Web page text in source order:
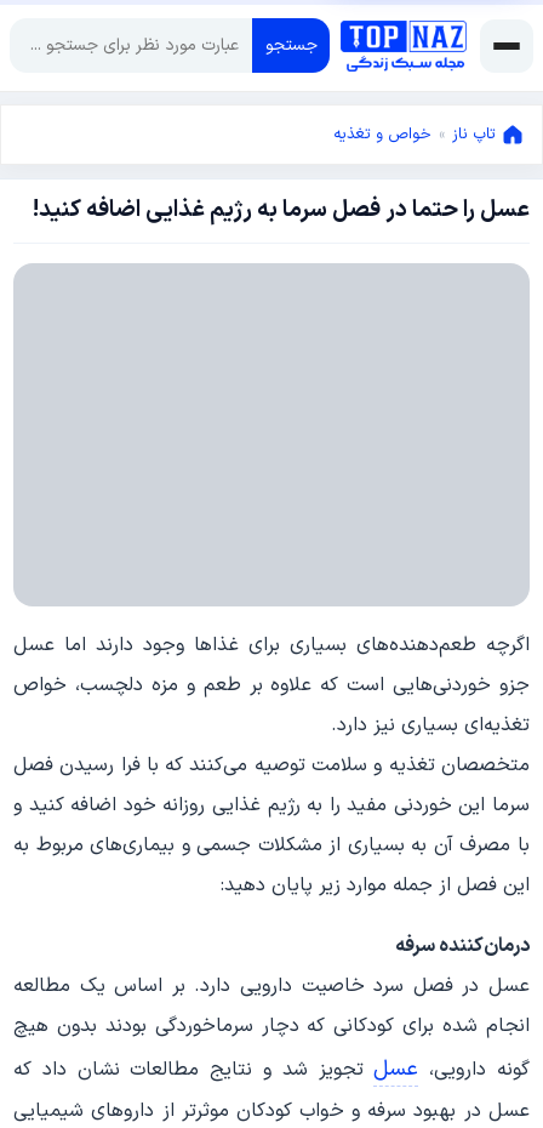
جستجو
تاپ ناز » خواص و تغذیه
عسل را حتما در فصل سرما به رژیم غذایی اضافه کنید!
اکتبر
2014
اگرچه طعم‌دهنده‌های بسیاری برای غذاها وجود دارند اما عسل
جزو خوردنی‌هایی است که علاوه بر طعم و مزه دلچسب، خواص
تغذیه‌ای بسیاری نیز دارد.
متخصصان تغذیه و سلامت توصیه می‌کنند که با فرا رسیدن فصل
سرما این خوردنی مفید را به رژیم غذایی روزانه خود اضافه کنید و
با مصرف آن به بسیاری از مشکلات جسمی و بیماری‌های مربوط به
این فصل از جمله موارد زیر پایان دهید:
درمان‌کننده سرفه
عسل در فصل سرد خاصیت دارویی دارد. بر اساس یک مطالعه
انجام شده برای کودکانی که دچار سرماخوردگی بودند بدون هیچ
گونه دارویی، عسلتجویز شد و نتایج مطالعات نشان داد که
عسل در بهبود سرفه و خواب کودکان موثرتر از داروهای شیمیایی